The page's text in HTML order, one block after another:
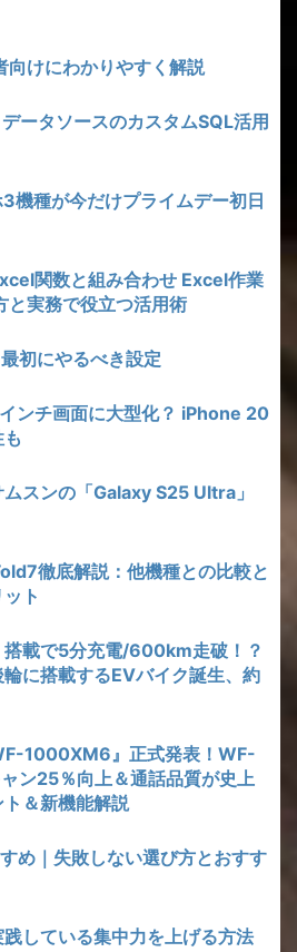
向けにわかりやすく解説
ータソースのカスタムSQL活用
機種が今だけプライムデー初日
関数と組み合わせ Excel作業
と実務で役立つ活用術
初にやるべき設定
ンチ画面に大型化？ iPhone 20
スンの「Galaxy S25 Ultra」
徹底解説：他機種との比較と
ト
搭載で5分充電/600km走破！？
輪に搭載するEVバイク誕生、約
1000XM6』正式発表！WF-
ン25％向上＆通話品質が史上
＆新機能解説
め｜失敗しない選び方とおすす
している集中力を上げる方法